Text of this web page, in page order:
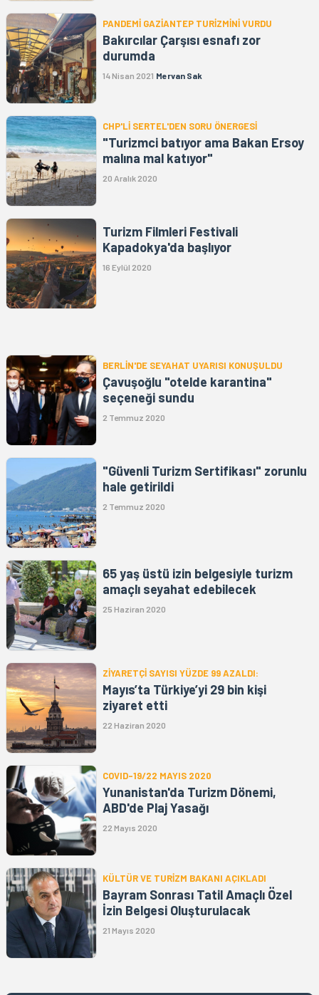
PANDEMİ GAZİANTEP TURİZMİNİ VURDU
Bakırcılar Çarşısı esnafı zor
durumda
14 Nisan 2021 Mervan Sak
CHP'Lİ SERTEL'DEN SORU ÖNERGESİ
"Turizmci batıyor ama Bakan Ersoy
malına mal katıyor"
20 Aralık 2020
Turizm Filmleri Festivali
Kapadokya'da başlıyor
16 Eylül 2020
BERLİN'DE SEYAHAT UYARISI KONUŞULDU
Çavuşoğlu "otelde karantina"
seçeneği sundu
2 Temmuz 2020
"Güvenli Turizm Sertifikası" zorunlu
hale getirildi
2 Temmuz 2020
65 yaş üstü izin belgesiyle turizm
amaçlı seyahat edebilecek
25 Haziran 2020
ZİYARETÇİ SAYISI YÜZDE 99 AZALDI:
Mayıs’ta Türkiye’yi 29 bin kişi
ziyaret etti
22 Haziran 2020
COVID-19/22 MAYIS 2020
Yunanistan'da Turizm Dönemi,
ABD'de Plaj Yasağı
22 Mayıs 2020
KÜLTÜR VE TURİZM BAKANI AÇIKLADI
Bayram Sonrası Tatil Amaçlı Özel
İzin Belgesi Oluşturulacak
21 Mayıs 2020